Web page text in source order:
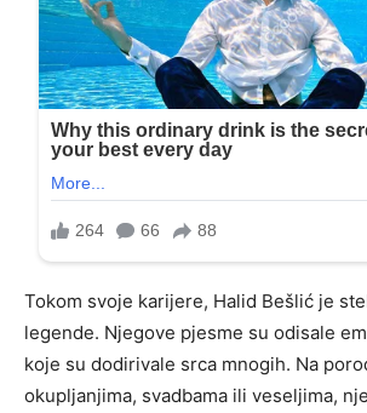
Tokom svoje karijere, Halid Bešlić je
legende. Njegove pjesme su odisale
koje su dodirivale srca mnogih. Na
okupljanjima, svadbama ili veseljima,